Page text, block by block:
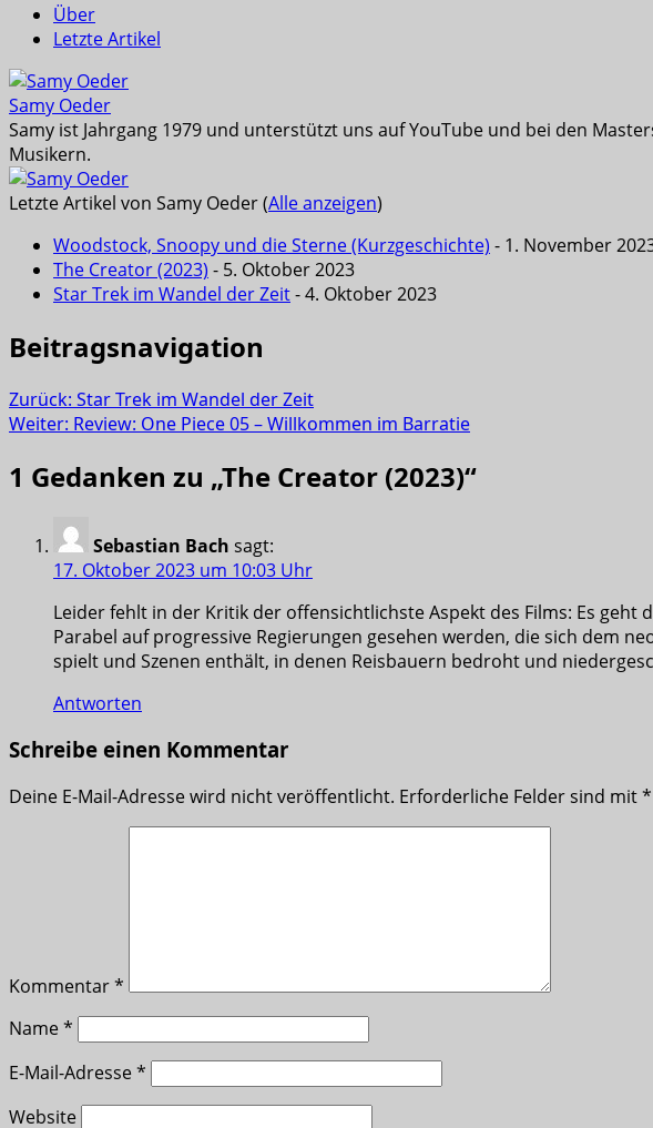
Über
Letzte Artikel
Samy Oeder
Samy ist Jahrgang 1979 und unterstützt uns auf YouTube und bei den
Musikern.
Letzte Artikel von Samy Oeder(Alle anzeigen)
Woodstock, Snoopy und die Sterne (Kurzgeschichte) - 1. November
The Creator (2023) - 5. Oktober 2023
Star Trek im Wandel der Zeit- 4. Oktober 2023
Beitragsnavigation
Zurück: Star Trek im Wandel der Zeit
Weiter: Review: One Piece 05 – Willkommen im Barratie
1 Gedanken zu „The Creator (2023)“
Sebastian Bach sagt:
17. Oktober 2023 um 10:03 Uhr
Leider fehlt in der Kritik der offensichtlichste Aspekt des Films: Es
Parabel auf progressive Regierungen gesehen werden, die sich dem
spielt und Szenen enthält, in denen Reisbauern bedroht und
Antworten
Schreibe einen Kommentar
Deine E-Mail-Adresse wird nicht veröffentlicht. Erforderliche Felder sind mit*
Kommentar*
Name*
E-Mail-Adresse*
Website